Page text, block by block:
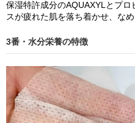
保湿特許成分のAQUAXYLとプ
スが疲れた肌を落ち着かせ、な
3番・水分栄養の特徴